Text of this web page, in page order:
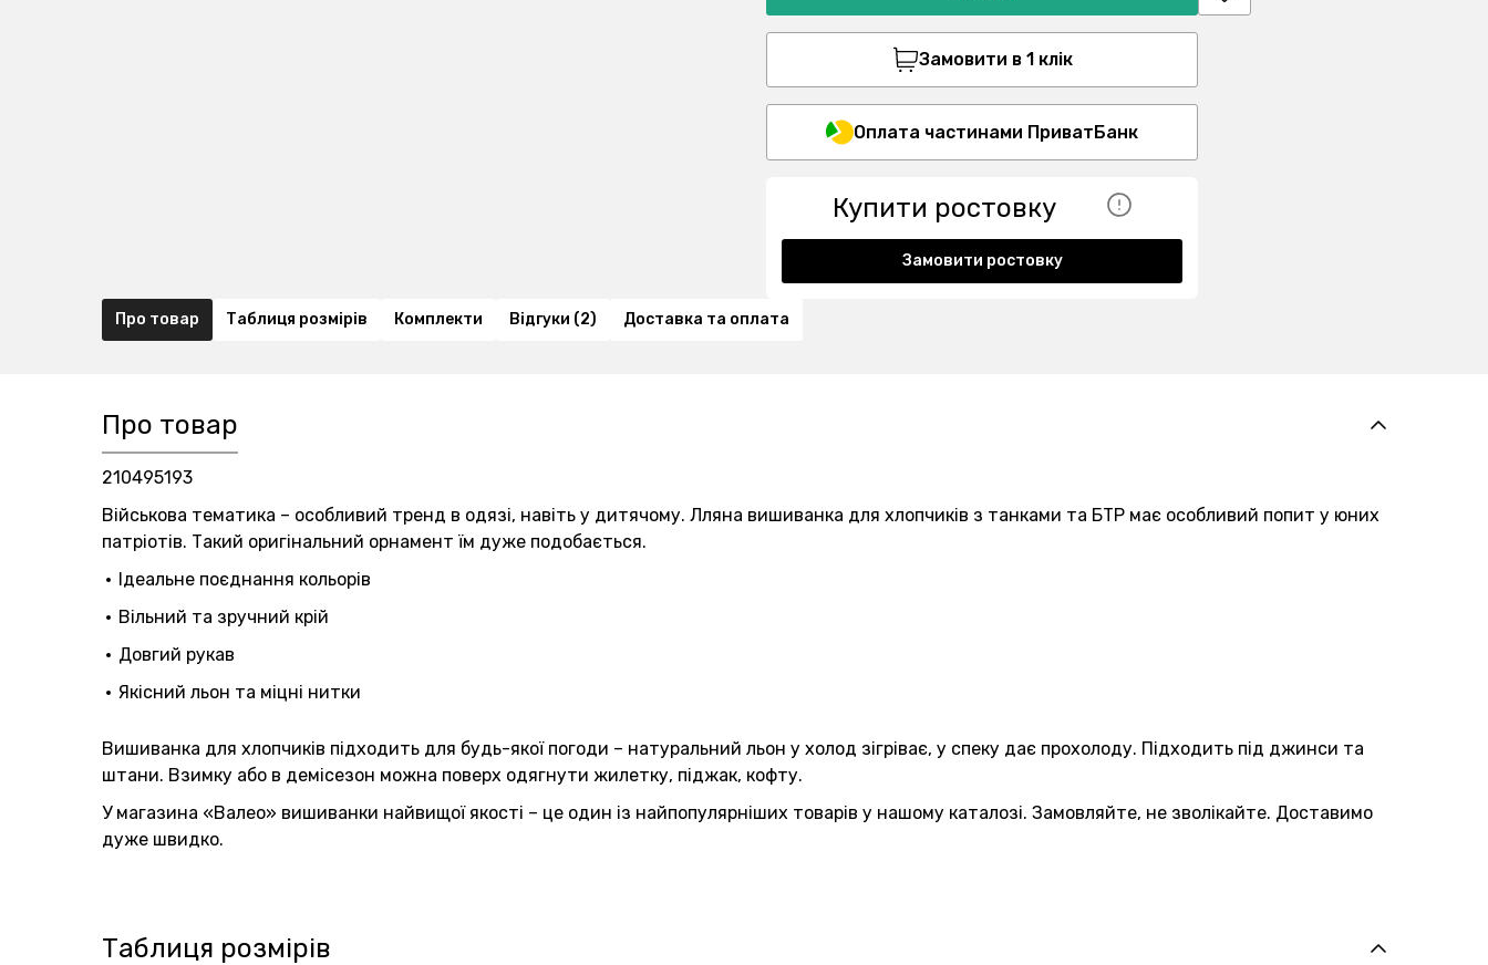
Замовити в 1 клік
Оплата частинами ПриватБанк
Купити ростовку
Замовити ростовку
Про товар Таблиця розмірів Комплекти Відгуки (2) Доставка та оплата
Про товар
210495193
Військова тематика – особливий тренд в одязі, навіть у дитячому. Лляна вишиванка для хлопчиків з танками та БТР має особливий попит у юних
патріотів. Такий оригінальний орнамент їм дуже подобається.
Ідеальне поєднання кольорів
Вільний та зручний крій
Довгий рукав
Якісний льон та міцні нитки
Вишиванка для хлопчиків підходить для будь-якої погоди – натуральний льон у холод зігріває, у спеку дає прохолоду. Підходить під джинси та
штани. Взимку або в демісезон можна поверх одягнути жилетку, піджак, кофту.
У магазина «Валео» вишиванки найвищої якості – це один із найпопулярніших товарів у нашому каталозі. Замовляйте, не зволікайте. Доставимо
дуже швидко.
Таблиця розмірів